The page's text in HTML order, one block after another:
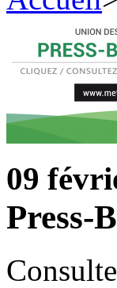
09
Press-